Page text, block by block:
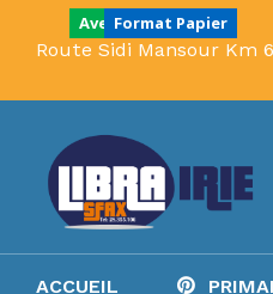
Route Sidi Mansour Km
ACCUEIL
Avec Correction
Format Papier